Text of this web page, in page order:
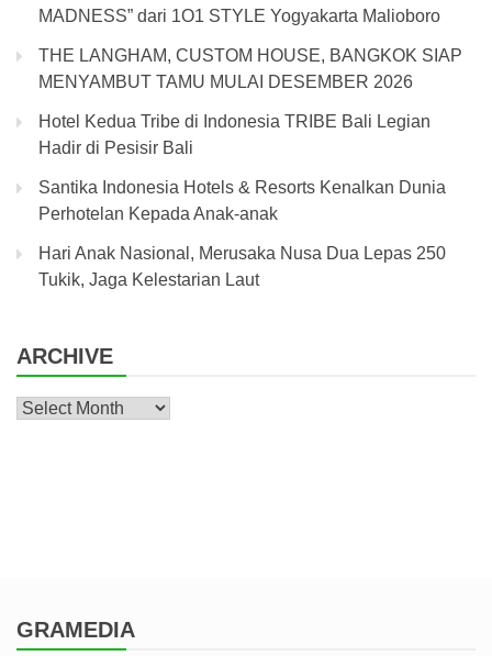
MADNESS” dari 1O1 STYLE Yogyakarta Malioboro
THE LANGHAM, CUSTOM HOUSE, BANGKOK SIAP
MENYAMBUT TAMU MULAI DESEMBER 2026
Hotel Kedua Tribe di Indonesia TRIBE Bali Legian
Hadir di Pesisir Bali
Santika Indonesia Hotels & Resorts Kenalkan Dunia
Perhotelan Kepada Anak-anak
Hari Anak Nasional, Merusaka Nusa Dua Lepas 250
Tukik, Jaga Kelestarian Laut
ARCHIVE
Archive
GRAMEDIA